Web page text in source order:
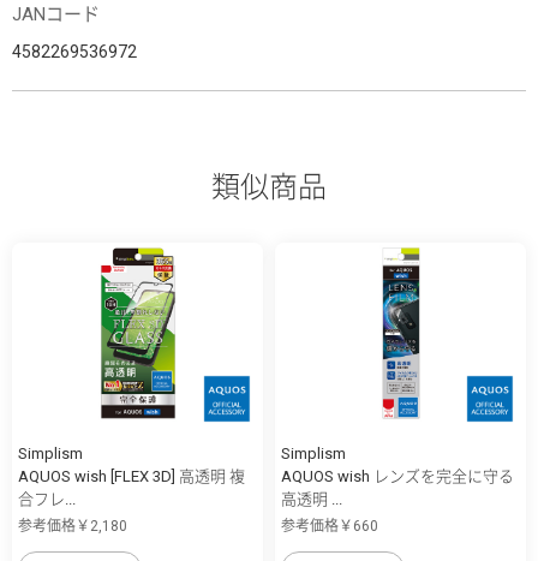
JANコード
4582269536972
類似商品
Simplism
AQUOS wish [FLEX 3D] 高透明 複
合フレ...
参考価格￥2,180
Simplism
AQUOS wish レンズを完全に守る
高透明 ...
参考価格￥660